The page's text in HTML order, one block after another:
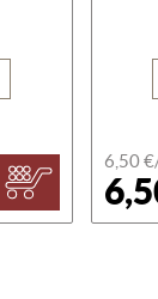
6,50